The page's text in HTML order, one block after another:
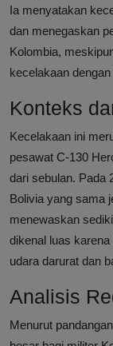
Ia menyatakan
dan menegaskan
Kolombia,
kecelakaan
Konteks
Kecelakaan ini
pesawat C-130
dari sebulan. Pada
Bolivia yang sama
menewaskan
dikenal luas
udara darurat dan
Analisis
Menurut